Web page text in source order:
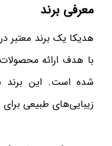
معرفی برند
هدیکا یک برند معتبر
با هدف ارائه
شده است. این برند
زیبایی‌های طبیعی